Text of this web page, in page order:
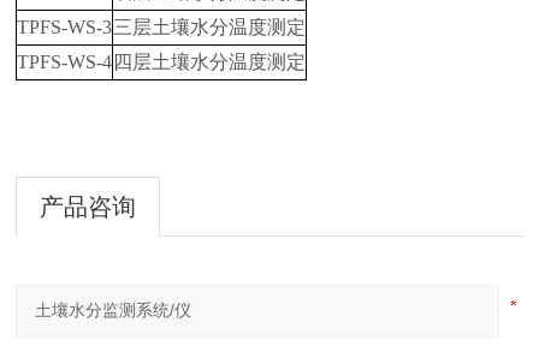
TPFS-WS-3三层土壤水分温度测定
TPFS-WS-4 四层土壤水分温度测定
产品咨询